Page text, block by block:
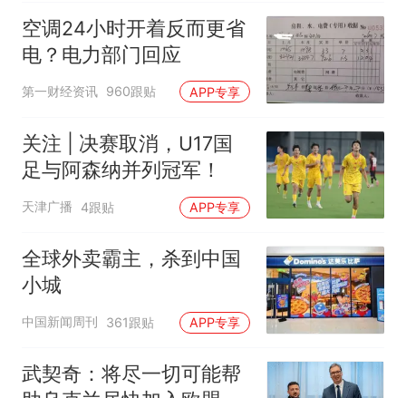
空调24小时开着反而更省
电？电力部门回应
第一财经资讯 960跟贴 APP专享
关注 | 决赛取消，U17国
足与阿森纳并列冠军！
天津广播 4跟贴 APP专享
全球外卖霸主，杀到中国
小城
中国新闻周刊 361跟贴 APP专享
武契奇：将尽一切可能帮